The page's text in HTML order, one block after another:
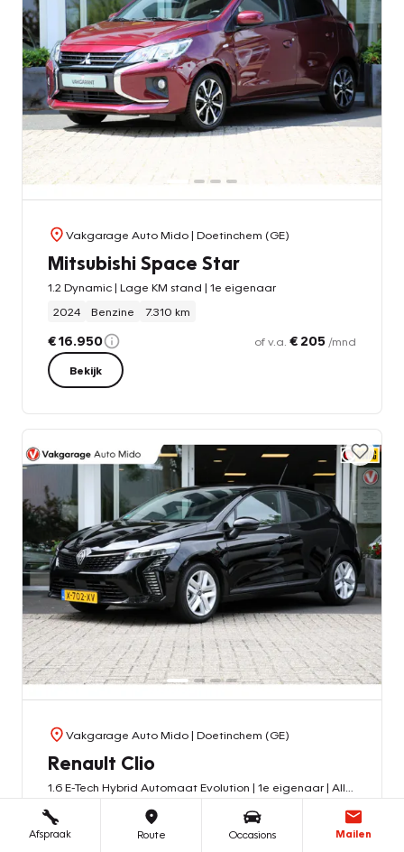
Vakgarage Auto Mido| Doetinchem (GE)
Mitsubishi Space Star
1.2 Dynamic | Lage KM stand | 1e eigenaar
2024
Benzine 7.310 km
€ 16.950 of v.a. € 205 /mnd
Bekijk
Vakgarage Auto Mido| Doetinchem (GE)
Renault Clio
Hybride - Benzine 25.511 km
€ 20.950 of v.a. /mnd
Afspraak Route Occasions Mailen